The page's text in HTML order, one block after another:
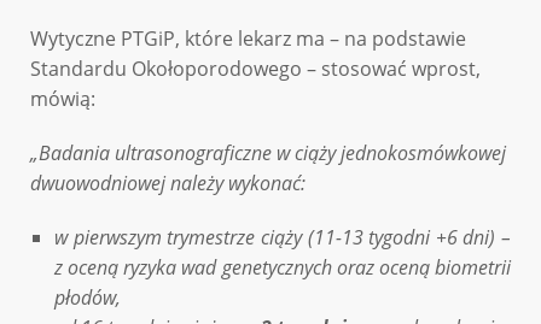
Wytyczne PTGiP, które lekarz ma – na podstawie
Standardu Okołoporodowego – stosować wprost,
mówią:
„Badania ultrasonograficzne w ciąży jednokosmówkowej
dwuowodniowej należy wykonać:
w pierwszym trymestrze ciąży (11-13 tygodni +6 dni) –
z oceną ryzyka wad genetycznych oraz oceną biometrii
płodów,